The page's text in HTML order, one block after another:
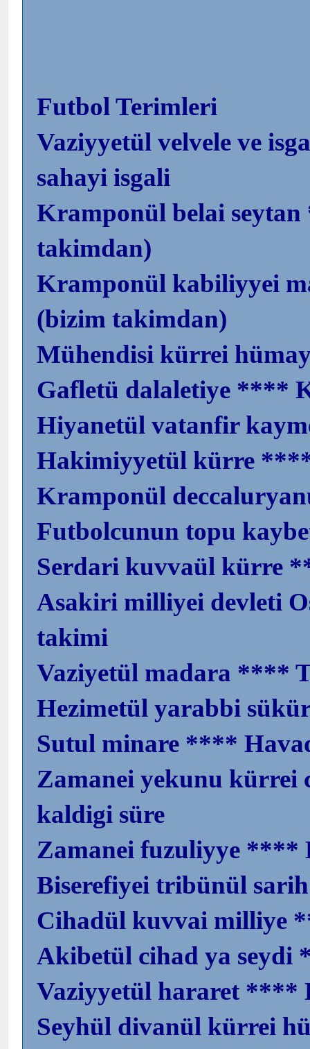
Futbol Terimleri
Vaziyyetül velvele ve
sahayi isgali
Kramponül belai
takimdan)
Kramponül kabiliyyei
(bizim takimdan)
Mühendisi kürrei
Gafletü dalaletiye ****
Hiyanetül vatanfir
Hakimiyyetül kürre
Kramponül
Futbolcunun topu
Serdari kuvvaül kürre
Asakiri milliyei devleti
takimi
Vaziyetül madara ****
Hezimetül yarabbi
Sutul minare ****
Zamanei yekunu
kaldigi süre
Zamanei fuzuliyye ****
Biserefiyei tribünül
Cihadül kuvvai milliye
Akibetül cihad ya
Vaziyyetül hararet ****
Seyhül divanül kürrei